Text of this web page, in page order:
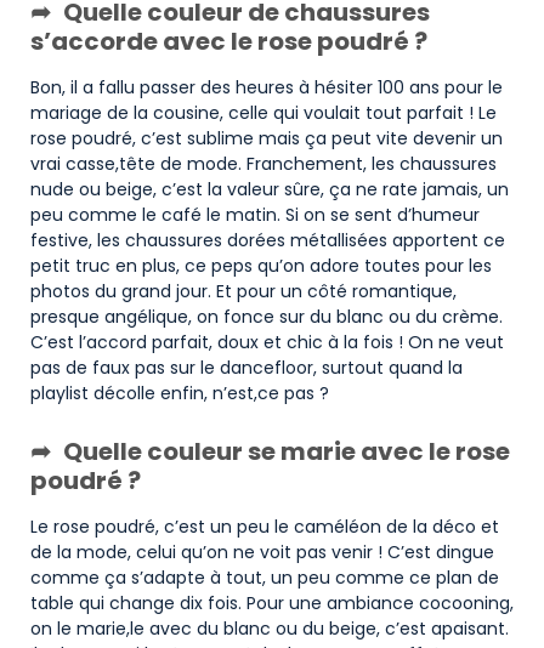
Quelle couleur de chaussures
s’accorde avec le rose poudré ?
Bon, il a fallu passer des heures à hésiter 100 ans pour le
mariage de la cousine, celle qui voulait tout parfait ! Le
rose poudré, c’est sublime mais ça peut vite devenir un
vrai casse,tête de mode. Franchement, les chaussures
nude ou beige, c’est la valeur sûre, ça ne rate jamais, un
peu comme le café le matin. Si on se sent d’humeur
festive, les chaussures dorées métallisées apportent ce
petit truc en plus, ce peps qu’on adore toutes pour les
photos du grand jour. Et pour un côté romantique,
presque angélique, on fonce sur du blanc ou du crème.
C’est l’accord parfait, doux et chic à la fois ! On ne veut
pas de faux pas sur le dancefloor, surtout quand la
playlist décolle enfin, n’est,ce pas ?
Quelle couleur se marie avec le rose
poudré ?
Le rose poudré, c’est un peu le caméléon de la déco et
de la mode, celui qu’on ne voit pas venir ! C’est dingue
comme ça s’adapte à tout, un peu comme ce plan de
table qui change dix fois. Pour une ambiance cocooning,
on le marie,le avec du blanc ou du beige, c’est apaisant.